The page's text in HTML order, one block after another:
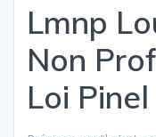
Lmnp
Non
Loi Pinel